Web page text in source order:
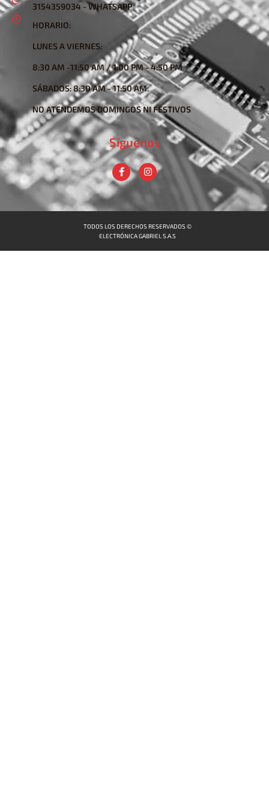
3154359034 - WHATSAPP
HORARIO:
LUNES A VIERNES:
8:30 AM -11:50 AM / 1:00 PM - 4:50 PM
SÁBADOS: 8:30 AM - 11:50 AM.
NO ATENDEMOS DOMINGOS NI FESTIVOS
Síguenos
TODOS LOS DERECHOS RESERVADOS ©
ELECTRÓNICA GABRIEL S.A.S